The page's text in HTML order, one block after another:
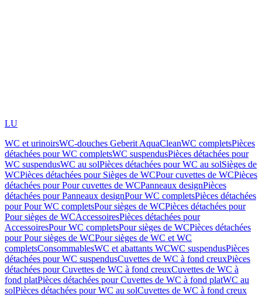
LU
WC et urinoirsWC-douches Geberit AquaCleanWC completsPièces
détachées pour WC completsWC suspendusPièces détachées pour
WC suspendusWC au solPièces détachées pour WC au solSièges de
WCPièces détachées pour Sièges de WCPour cuvettes de WCPièces
détachées pour Pour cuvettes de WCPanneaux designPièces
détachées pour Panneaux designPour WC completsPièces détachées
pour Pour WC completsPour sièges de WCPièces détachées pour
Pour sièges de WCAccessoiresPièces détachées pour
AccessoiresPour WC completsPour sièges de WCPièces détachées
pour Pour sièges de WCPour sièges de WC et WC
completsConsommablesWC et abattants WCWC suspendusPièces
détachées pour WC suspendusCuvettes de WC à fond creuxPièces
détachées pour Cuvettes de WC à fond creuxCuvettes de WC à
fond platPièces détachées pour Cuvettes de WC à fond platWC au
solPièces détachées pour WC au solCuvettes de WC à fond creux